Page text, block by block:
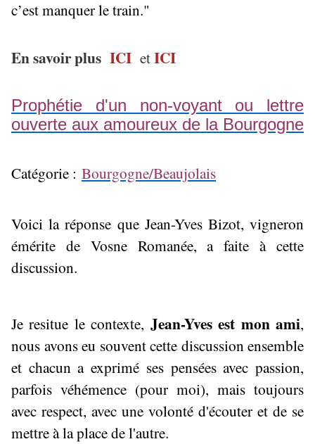
c’est manquer le train."
En savoir plus ICI etICI
Prophétie d'un non-voyant ou lettre
ouverte aux amoureux de la Bourgogne
Catégorie : Bourgogne/Beaujolais
Voici la réponse que Jean-Yves Bizot, vigneron
émérite de Vosne Romanée, a faite à cette
discussion.
Je resitue le contexte, Jean-Yves est mon ami,
nous avons eu souvent cette discussion ensemble
et chacun a exprimé ses pensées avec passion,
parfois véhémence (pour moi), mais toujours
avec respect, avec une volonté d'écouter et de se
mettre à la place de l'autre.